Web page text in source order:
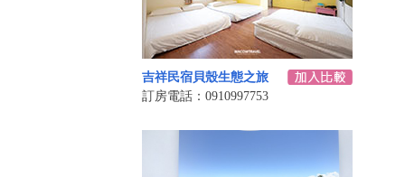
吉祥民宿貝殼生態之旅
訂房電話：0910997753